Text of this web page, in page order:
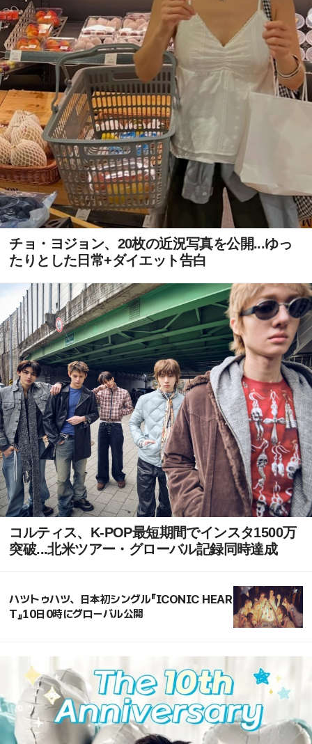
チョ・ヨジョン、20枚の近況写真を公開...ゆっ
たりとした日常+ダイエット告白
コルティス、K-POP最短期間でインスタ1500万
突破...北米ツアー・グローバル記録同時達成
ハツトゥハツ、日本初シングル『ICONIC HEAR
T』10日0時にグローバル公開